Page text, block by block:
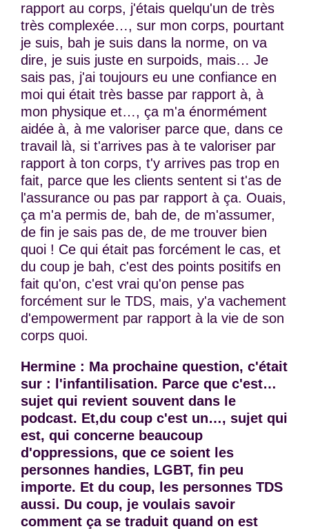
rapport au corps, j'étais quelqu'un de très
très complexée…, sur mon corps, pourtant
je suis, bah je suis dans la norme, on va
dire, je suis juste en surpoids, mais… Je
sais pas, j'ai toujours eu une confiance en
moi qui était très basse par rapport à, à
mon physique et…, ça m'a énormément
aidée à, à me valoriser parce que, dans ce
travail là, si t'arrives pas à te valoriser par
rapport à ton corps, t'y arrives pas trop en
fait, parce que les clients sentent si t'as de
l'assurance ou pas par rapport à ça. Ouais,
ça m'a permis de, bah de, de m'assumer,
de fin je sais pas de, de me trouver bien
quoi ! Ce qui était pas forcément le cas, et
du coup je bah, c'est des points positifs en
fait qu'on, c'est vrai qu'on pense pas
forcément sur le TDS, mais, y'a vachement
d'empowerment par rapport à la vie de son
corps quoi.
Hermine : Ma prochaine question, c'était
sur : l'infantilisation. Parce que c'est…
sujet qui revient souvent dans le
podcast. Et,du coup c'est un…, sujet qui
est, qui concerne beaucoup
d'oppressions, que ce soient les
personnes handies, LGBT, fin peu
importe. Et du coup, les personnes TDS
aussi. Du coup, je voulais savoir
comment ça se traduit quand on est